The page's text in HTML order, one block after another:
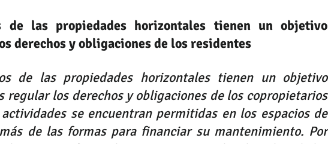
de las propiedades horizontales tienen un objetivo
derechos y obligaciones de los residentes
de las propiedades horizontales tienen un objetivo
regular los derechos y obligaciones de los copropietarios
se encuentran permitidas en los espacios de
de las formas para financiar su mantenimiento. Por